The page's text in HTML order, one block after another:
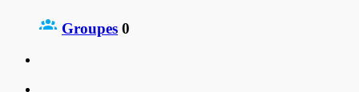
Groupes 0